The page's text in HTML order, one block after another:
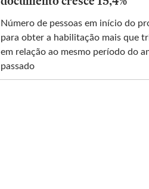
Número de pessoas em início do
para obter a habilitação mais que
em relação ao mesmo período do
passado